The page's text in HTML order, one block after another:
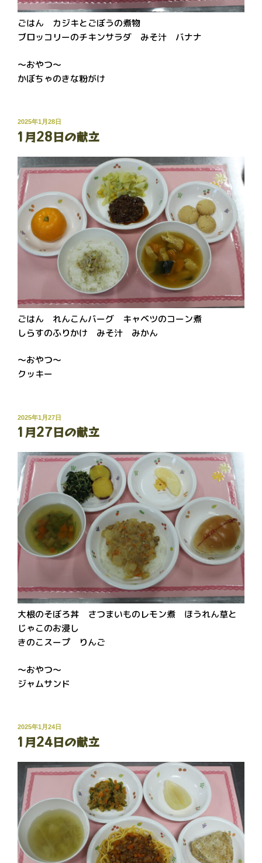
ごはん カジキとごぼうの煮物
ブロッコリーのチキンサラダ みそ汁 バナナ
～おやつ～
かぼちゃのきな粉がけ
投
稿
日:
2025年1月28日
1月28日の献立
ごはん れんこんバーグ キャベツのコーン煮
しらすのふりかけ みそ汁 みかん
～おやつ～
クッキー
投
稿
日:
2025年1月27日
1月27日の献立
大根のそぼろ丼 さつまいものレモン煮 ほうれん草と
じゃこのお浸し
きのこスープ りんご
～おやつ～
ジャムサンド
投
稿
日:
2025年1月24日
1月24日の献立